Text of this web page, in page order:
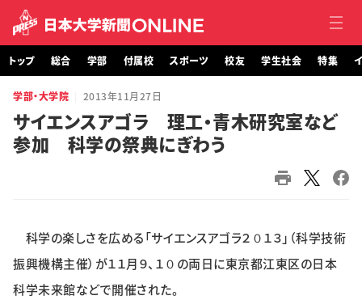
トップ
総合
スポーツ
トップ 総合 学部 付属校 スポーツ 校友 学生社会 特集
学部・大学院 2013年11月27日
サイエンスアゴラ 理工・青木研究室など
参加 科学の祭典にぎわう
科学の楽しさを広める「サイエンスアゴラ２０１３」（科学技術
振興機構主催）が１１月９、１０の両日に東京都江東区の日本
科学未来館などで開催された。